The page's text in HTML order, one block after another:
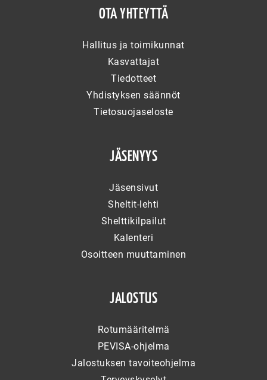
OTA YHTEYTTÄ
Hallitus ja toimikunnat
Kasvattajat
Tiedotteet
Yhdistyksen säännöt
Tietosuojaseloste
JÄSENYYS
Jäsensivut
Sheltit-lehti
Shelttikilpailut
Kalenteri
Osoitteen muuttaminen
JALOSTUS
Rotumääritelmä
PEVISA-ohjelma
Jalostuksen tavoiteohjelma